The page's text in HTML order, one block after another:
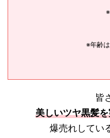
※
※年齢
皆
美しいツヤ黒髪
爆売れしてい